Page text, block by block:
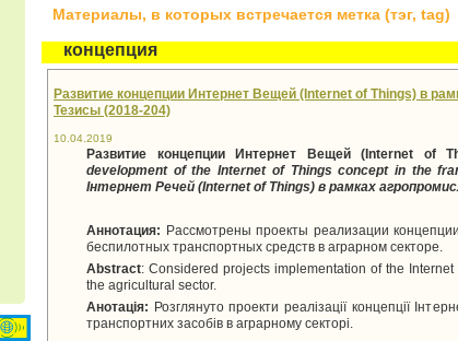
Материалы, в которых встречается метка (тэг, tag)
концепция
Развитие концепции Интернет Вещей (Internet of Things) в
Тезисы (2018-204)
10.04.2019
Развитие концепции Интернет Вещей (Internet of
development of the Internet of Things concept in the
Інтернет Речей (Internet of Things) в рамках
Аннотация: Рассмотрены проекты реализации
беспилотных транспортных средств в аграрном секторе.
Abstract: Considered projects implementation of the
the agricultural sector.
Анотація: Розглянуто проекти реалізації концепції
транспортних засобів в аграрному секторі.